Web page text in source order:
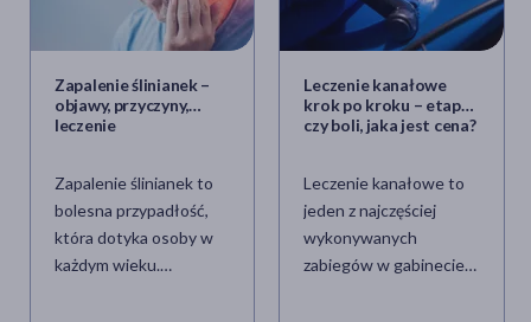
Zapalenie ślinianek –
objawy, przyczyny,
leczenie
Zapalenie ślinianek to
bolesna przypadłość,
która dotyka osoby w
każdym wieku.
Leczenie kanałowe
krok po kroku – etapy,
czy boli, jaka jest cena?
Leczenie kanałowe to
jeden z najczęściej
wykonywanych
zabiegów w gabinecie